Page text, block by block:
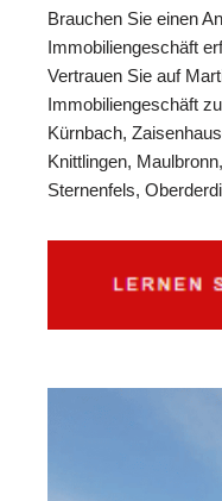
Brauchen Sie einen
Immobiliengeschäft
Vertrauen Sie auf
Immobiliengeschäft
Kürnbach,
Knittlingen,
Sternenfels,